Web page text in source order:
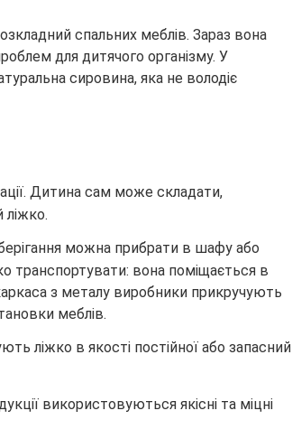
спальних меблів. Зараз вона
для дитячого організму. У
сировина, яка не володіє
Дитина сам може складати,
ліжко.
можна прибрати в шафу або
транспортувати: вона поміщається в
з металу виробники прикручують
меблів.
ліжко в якості постійної або запасний
використовуються якісні та міцні